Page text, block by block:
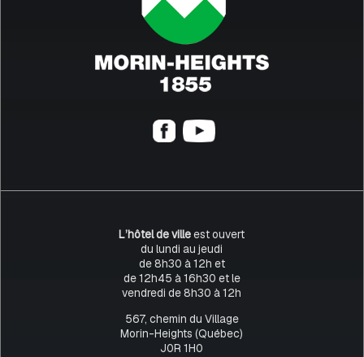
L’hôtel de villeest ouvert
du lundi au jeudi
de 8h30 à 12h et
de 12h45 à 16h30 et le
vendredi de 8h30 à 12h
567, chemin du Village
Morin-Heights (Québec)
J0R 1H0